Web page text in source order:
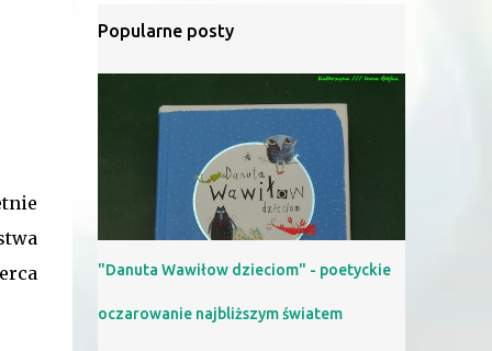
Popularne posty
"Danuta Wawiłow dzieciom" - poetyckie
oczarowanie najbliższym światem